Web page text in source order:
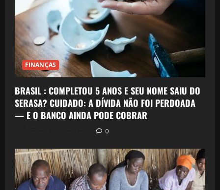
FINANÇAS
BRASIL : COMPLETOU 5 ANOS E SEU NOME SAIU DO
SERASA? CUIDADO: A DÍVIDA NÃO FOI PERDOADA
— E O BANCO AINDA PODE COBRAR
0